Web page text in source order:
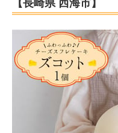
【長崎県 西海市】